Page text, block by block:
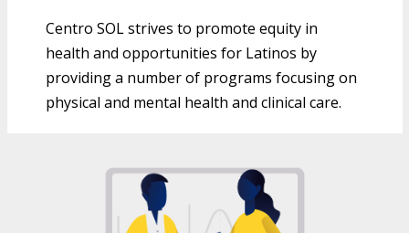
Centro SOL strives to promote equity in
health and opportunities for Latinos by
providing a number of programs focusing on
physical and mental health and clinical care.
EDUCATION PROGRAMS AT CENTRO
SOL